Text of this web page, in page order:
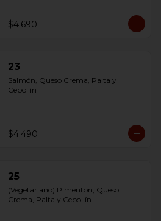
$4.690
23
Salmón, Queso Crema, Palta y
Cebollín
$4.490
25
(Vegetariano) Pimenton, Queso
Crema, Palta y Cebollín.